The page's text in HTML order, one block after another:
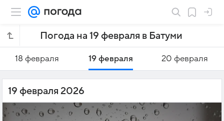
Погода на 19 февраля в Батуми
18 февраля 19 февраля 20 февраля
19 февраля 2026